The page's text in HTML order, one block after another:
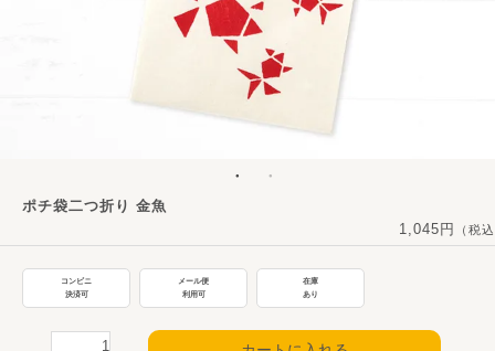
ポチ袋二つ折り 金魚
1,045円
（税
コンビニ
決済可
メール便
利用可
在庫
あり